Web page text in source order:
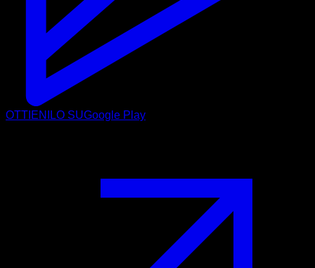
OTTIENILO SUGoogle Play